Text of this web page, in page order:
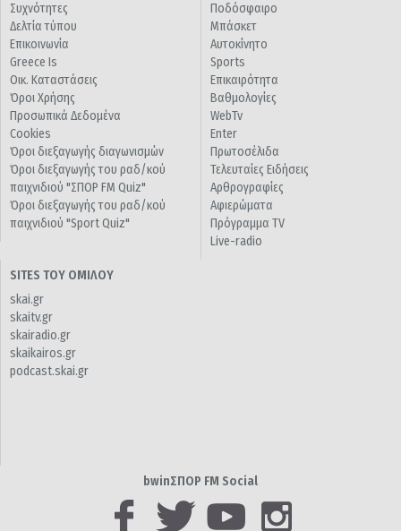
Συχνότητες
Δελτία τύπου
Επικοινωνία
Greece Is
Οικ. Καταστάσεις
Όροι Χρήσης
Προσωπικά Δεδομένα
Cookies
Όροι διεξαγωγής διαγωνισμών
Όροι διεξαγωγής του ραδ/κού
παιχνιδιού "ΣΠΟΡ FM Quiz"
Όροι διεξαγωγής του ραδ/κού
παιχνιδιού "Sport Quiz"
Ποδόσφαιρο
Μπάσκετ
Αυτοκίνητο
Sports
Επικαιρότητα
Βαθμολογίες
WebTv
Enter
Πρωτοσέλιδα
Τελευταίες Ειδήσεις
Αρθρογραφίες
Αφιερώματα
Πρόγραμμα TV
Live-radio
SITES ΤΟΥ ΟΜΙΛΟΥ
skai.gr
skaitv.gr
skairadio.gr
skaikairos.gr
podcast.skai.gr
bwinΣΠΟΡ FM Social